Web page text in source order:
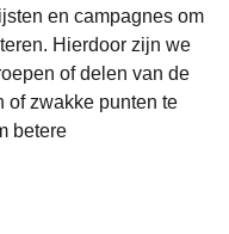
en campagnes om
Hierdoor zijn we
of delen van de
of zwakke punten te
betere